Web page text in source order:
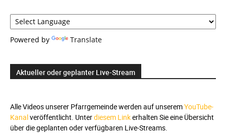
Powered by Translate
Aktueller oder geplanter Live-Stream
Alle Videos unserer Pfarrgemeinde werden auf unseremYouTube-
Kanalveröffentlicht. Unterdiesem Linkerhalten Sie eine Übersicht
über die geplanten oder verfügbaren Live-Streams.